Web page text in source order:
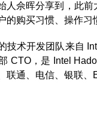
人佘晖分享到，此前
的购买习惯、操作习
技术开发团队来自
CTO，是 Intel
联通、电信、银联、